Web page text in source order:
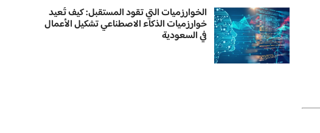
الخوارزميات التي تقود المستقبل: كيف تُعيد
خوارزميات الذكاء الاصطناعي تشكيل الأعمال
في السعودية